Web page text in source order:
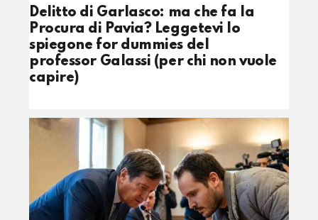
Delitto di Garlasco: ma che fa la
Procura di Pavia? Leggetevi lo
spiegone for dummies del
professor Galassi (per chi non vuole
capire)